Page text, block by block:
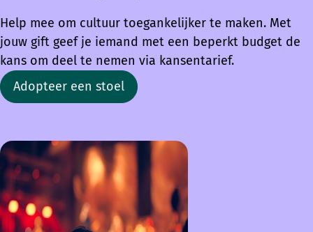
Help mee om cultuur toegankelijker te maken. Met
jouw gift geef je iemand met een beperkt budget de
kans om deel te nemen via kansentarief.
Adopteer een stoel